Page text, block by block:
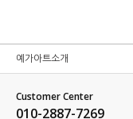
예가아트소개
Customer Center
010-2887-7269